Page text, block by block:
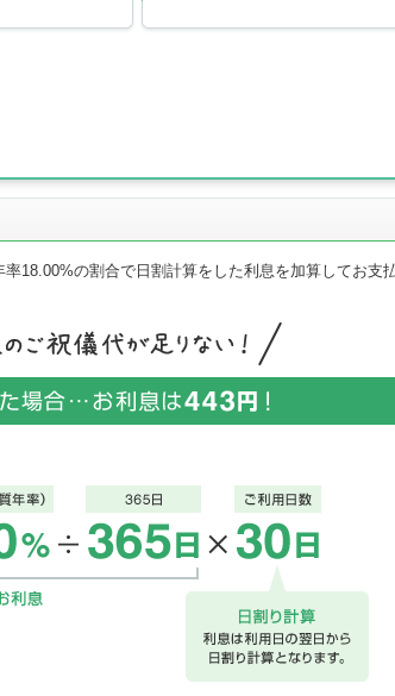
18.00%の割合で日割計算をした利息を加算してお支